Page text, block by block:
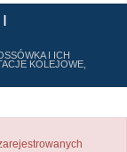
I ICH
KOLEJOWE,